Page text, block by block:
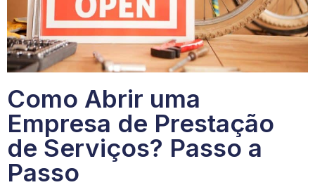
Como Abrir uma
Empresa de Prestação
de Serviços? Passo a
Passo